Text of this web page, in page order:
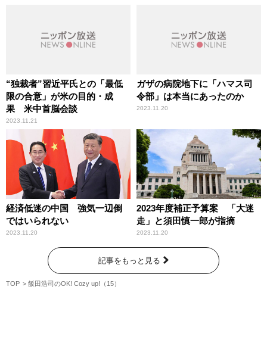
“独裁者”習近平氏との「最低
限の合意」が米の目的・成
果 米中首脳会談
2023.11.21
ガザの病院地下に「ハマス司
令部」は本当にあったのか
2023.11.20
経済低迷の中国 強気一辺倒
ではいられない
2023.11.20
2023年度補正予算案 「大迷
走」と須田慎一郎が指摘
2023.11.20
記事をもっと見る
TOP 飯田浩司のOK! Cozy up!（15）